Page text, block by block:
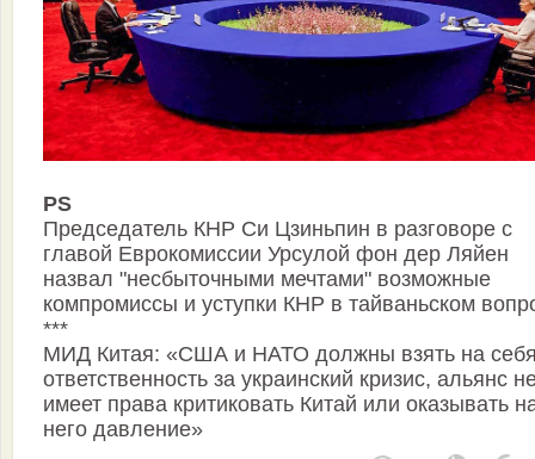
PS
Председатель КНР Си Цзиньпин в разговоре с
главой Еврокомиссии Урсулой фон дер Ляйен
назвал "несбыточными мечтами" возможные
компромиссы и уступки КНР в тайваньском
***
МИД Китая: «США и НАТО должны взять на
ответственность за украинский кризис, альянс
имеет права критиковать Китай или оказывать
него давление»